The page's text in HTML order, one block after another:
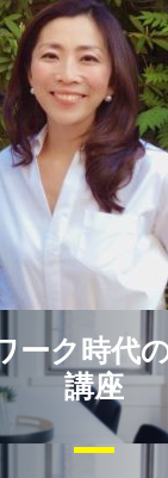
ーク時代
講座